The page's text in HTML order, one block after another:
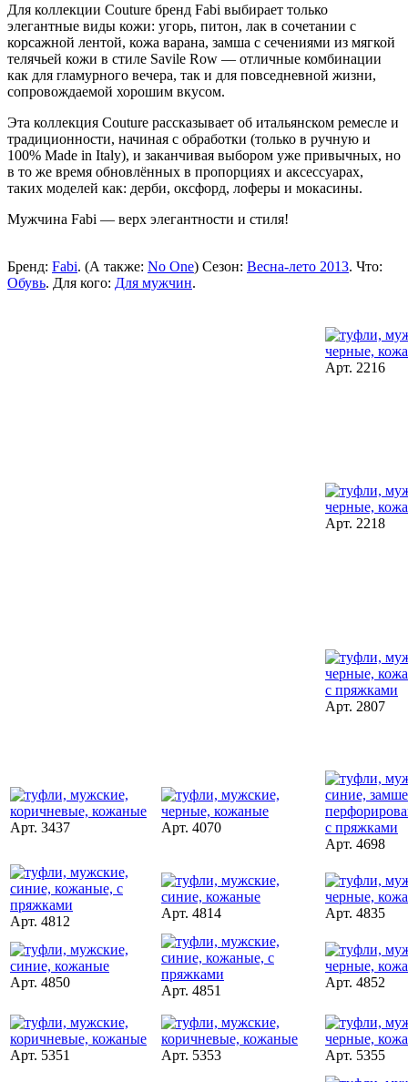
Для коллекции Couture бренд Fabi выбирает только
элегантные виды кожи: угорь, питон, лак в сочетании с
корсажной лентой, кожа варана, замша с сечениями из мягкой
телячьей кожи в стиле Savile Row — отличные комбинации
как для гламурного вечера, так и для повседневной жизни,
сопровождаемой хорошим вкусом.
Эта коллекция Couture рассказывает об итальянском ремесле и
традиционности, начиная с обработки (только в ручную и
100% Made in Italy), и заканчивая выбором уже привычных, но
в то же время обновлённых в пропорциях и аксессуарах,
таких моделей как: дерби, оксфорд, лоферы и мокасины.
Мужчина Fabi — верх элегантности и стиля!
Бренд: Fabi. (А также: No One) Сезон: Весна-лето 2013. Что:
Обувь. Для кого: Для мужчин.
Арт. 2216
Арт. 2218
Арт. 2807
Арт. 3437
Арт. 4070
Арт. 4698
Арт. 4812
Арт. 4814 Арт. 4835
Арт. 4850
Арт. 4851
Арт. 4852
Арт. 5351 Арт. 5353 Арт. 5355